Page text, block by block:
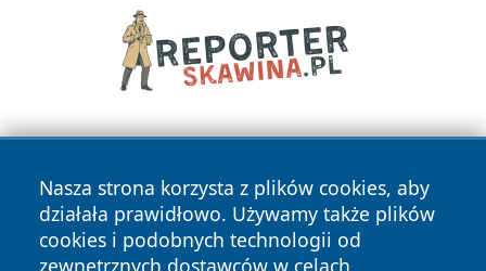
Nasza strona korzysta z plików cookies, aby
działała prawidłowo. Używamy także plików
cookies i podobnych technologii od
zewnętrznych dostawców w celach